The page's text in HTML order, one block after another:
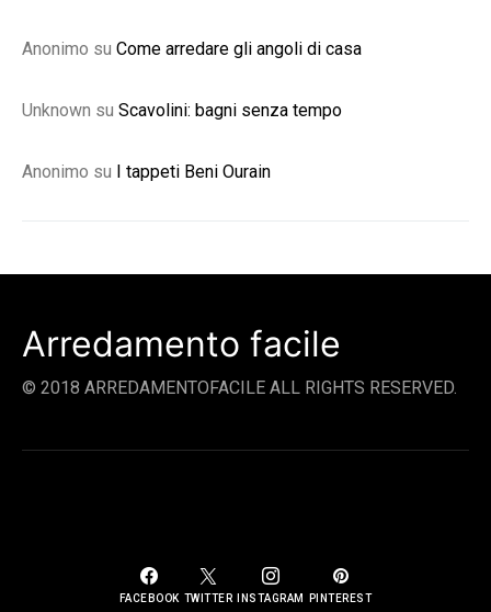
Anonimo su Come arredare gli angoli di casa
Unknown su Scavolini: bagni senza tempo
Anonimo su I tappeti Beni Ourain
Arredamento facile
© 2018 ARREDAMENTOFACILE ALL RIGHTS RESERVED.
FACEBOOK TWITTER
INSTAGRAM
PINTEREST